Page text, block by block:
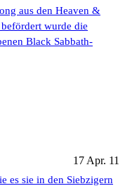
aus den Heaven &
wurde die
Black Sabbath-
17 Apr. 11
es sie in den Siebzigern